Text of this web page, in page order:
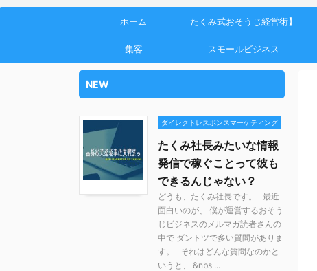
ホーム たくみ式おそうじ経営術】
集客 スモールビジネス
NEW
ダイレクトレスポンスマーケティング
たくみ社長みたいな情報
発信で稼ぐことって彼も
できるんじゃない？
どうも、たくみ社長です。 最近
面白いのが、 僕が運営するおそう
じビジネスのメルマガ読者さんの
中で ダントツで多い質問がありま
す。 それはどんな質問なのかと
いうと、 &nbs ...